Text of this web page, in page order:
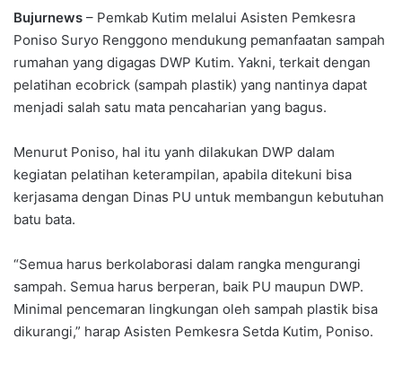
Bujurnews – Pemkab Kutim melalui Asisten Pemkesra
Poniso Suryo Renggono mendukung pemanfaatan sampah
rumahan yang digagas DWP Kutim. Yakni, terkait dengan
pelatihan ecobrick (sampah plastik) yang nantinya dapat
menjadi salah satu mata pencaharian yang bagus.
Menurut Poniso, hal itu yanh dilakukan DWP dalam
kegiatan pelatihan keterampilan, apabila ditekuni bisa
kerjasama dengan Dinas PU untuk membangun kebutuhan
batu bata.
“Semua harus berkolaborasi dalam rangka mengurangi
sampah. Semua harus berperan, baik PU maupun DWP.
Minimal pencemaran lingkungan oleh sampah plastik bisa
dikurangi,” harap Asisten Pemkesra Setda Kutim, Poniso.